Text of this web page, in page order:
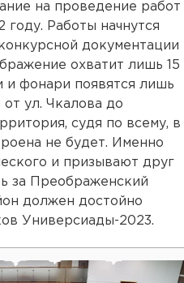
на проведение работ
году. Работы начнутся
документации
охватит лишь 15
и фонари появятся лишь
ул. Чкалова до
судя по всему, в
не будет. Именно
и призывают друг
за Преображенский
должен достойно
Универсиады-2023.